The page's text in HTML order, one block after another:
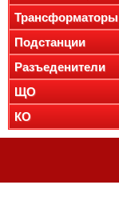
Трансформаторы
Подстанции
Разъеденители
ЩО
КО